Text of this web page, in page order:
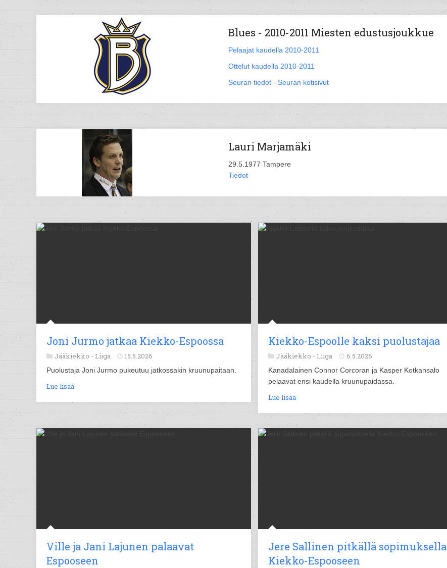
Blues - 2010-2011 Miesten edustusjoukkue
Pelaajat kaudella 2010-2011
Ottelut kaudella 2010-2011
Seuran tiedot - Seuran kotisivut
Lauri Marjamäki
29.5.1977 Tampere
Tiedot
Joni Jurmo jatkaa Kiekko-Espoossa
Jääkiekko - Liiga 15.5.2026
Puolustaja Joni Jurmo pukeutuu jatkossakin kruunupaitaan.
Lue lisää
Kiekko-Espoolle kaksi puolustajaa
Jääkiekko - Liiga 6.5.2026
Kanadalainen Connor Corcoran ja Kasper Kotkansalo
pelaavat ensi kaudella kruunupaidassa.
Lue lisää
Ville ja Jani Lajunen palaavat
Espooseen
Jere Sallinen pitkällä sopimuksella
Kiekko-Espooseen